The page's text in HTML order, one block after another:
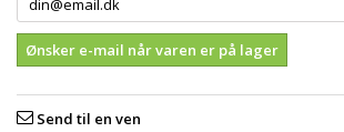
Ønsker e-mail når varen er på lager
Send til en ven